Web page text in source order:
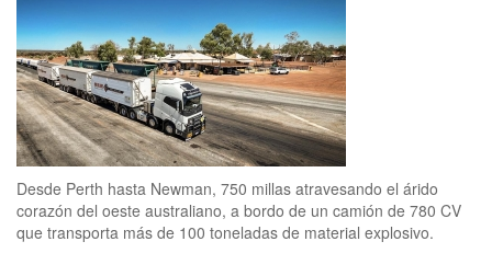
Desde Perth hasta Newman, 750 millas atravesando el árido
corazón del oeste australiano, a bordo de un camión de 780 CV
que transporta más de 100 toneladas de material explosivo.